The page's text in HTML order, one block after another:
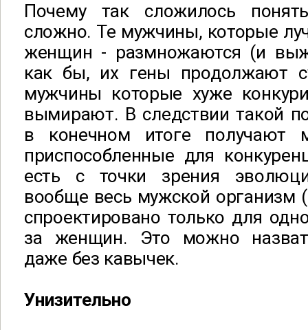
Почему так сложилось
сложно. Те мужчины, которые
женщин - размножаются (и
как бы, их гены продолжают
мужчины которые хуже
вымирают. В следствии такой
в конечном итоге получают
приспособленные для
есть с точки зрения
вообще весь мужской организм
спроектировано только для
за женщин. Это можно
даже без кавычек.
Унизительно